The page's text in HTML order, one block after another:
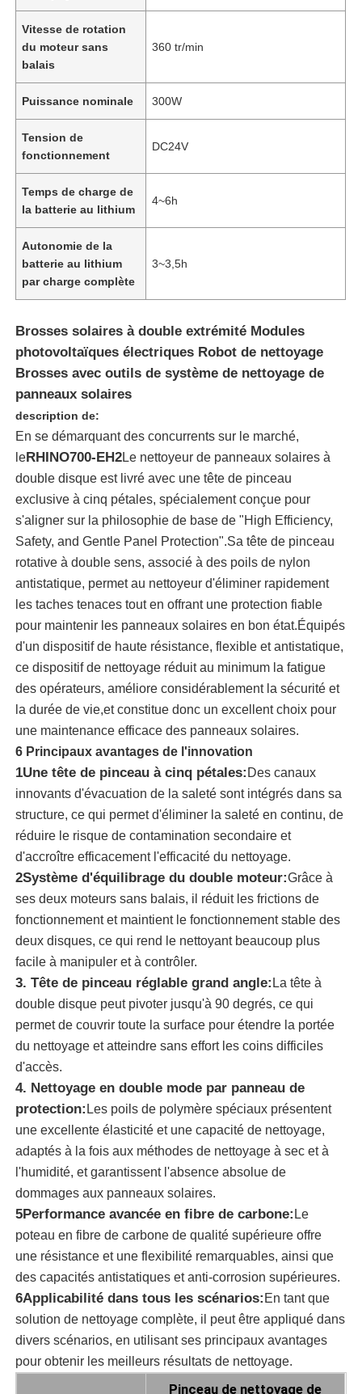
Aperçu
Produits
Vidéos
A propos de nous
Visite d'usine
Contrôle de la qualité
Contact
nouvelles
Tous les cas
Demande de soumission
brosse de nettoyage de panneau solaire
pinceau rotatif à panneau solaire
Brosse de lavage pour panneaux solaires
Brosse rotative pour panneaux solaires
Outils de nettoyage pour panneaux solaires
Équipement de lavage de panneaux solaires
Vitesse de rotation
du moteur sans
balais
360 tr/min
Puissance nominale 300W
Tension de
fonctionnement
DC24V
Temps de charge de
la batterie au lithium
4~6h
Autonomie de la
batterie au lithium
par charge complète
3~3,5h
Brosses solaires à double extrémité Modules
photovoltaïques électriques Robot de nettoyage
Brosses avec outils de système de nettoyage de
panneaux solaires
description de:
En se démarquant des concurrents sur le marché,
leRHINO700-EH2Le nettoyeur de panneaux solaires à
double disque est livré avec une tête de pinceau
exclusive à cinq pétales, spécialement conçue pour
s'aligner sur la philosophie de base de "High Efficiency,
Safety, and Gentle Panel Protection".Sa tête de pinceau
rotative à double sens, associé à des poils de nylon
antistatique, permet au nettoyeur d'éliminer rapidement
les taches tenaces tout en offrant une protection fiable
pour maintenir les panneaux solaires en bon état.Équipés
d'un dispositif de haute résistance, flexible et antistatique,
ce dispositif de nettoyage réduit au minimum la fatigue
des opérateurs, améliore considérablement la sécurité et
la durée de vie,et constitue donc un excellent choix pour
une maintenance efficace des panneaux solaires.
6 Principaux avantages de l'innovation
1Une tête de pinceau à cinq pétales: Des canaux
innovants d'évacuation de la saleté sont intégrés dans sa
structure, ce qui permet d'éliminer la saleté en continu, de
réduire le risque de contamination secondaire et
d'accroître efficacement l'efficacité du nettoyage.
2Système d'équilibrage du double moteur:Grâce à
ses deux moteurs sans balais, il réduit les frictions de
fonctionnement et maintient le fonctionnement stable des
deux disques, ce qui rend le nettoyant beaucoup plus
facile à manipuler et à contrôler.
3. Tête de pinceau réglable grand angle: La tête à
double disque peut pivoter jusqu'à 90 degrés, ce qui
permet de couvrir toute la surface pour étendre la portée
du nettoyage et atteindre sans effort les coins difficiles
d'accès.
4. Nettoyage en double mode par panneau de
protection: Les poils de polymère spéciaux présentent
une excellente élasticité et une capacité de nettoyage,
adaptés à la fois aux méthodes de nettoyage à sec et à
l'humidité, et garantissent l'absence absolue de
dommages aux panneaux solaires.
5Performance avancée en fibre de carbone: Le
poteau en fibre de carbone de qualité supérieure offre
une résistance et une flexibilité remarquables, ainsi que
des capacités antistatiques et anti-corrosion supérieures.
6Applicabilité dans tous les scénarios: En tant que
solution de nettoyage complète, il peut être appliqué dans
divers scénarios, en utilisant ses principaux avantages
pour obtenir les meilleurs résultats de nettoyage.
Pinceau de nettoyage de